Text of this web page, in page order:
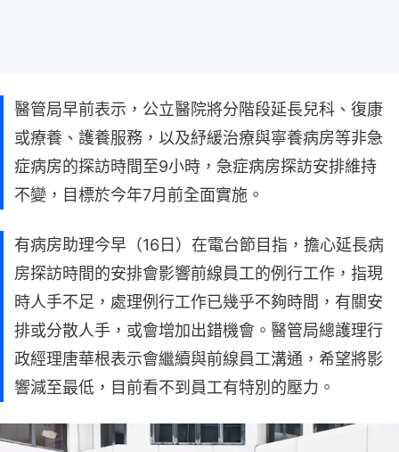
醫管局早前表示，公立醫院將分階段延長兒科、復康
或療養、護養服務，以及紓緩治療與寧養病房等非急
症病房的探訪時間至9小時，急症病房探訪安排維持
不變，目標於今年7月前全面實施。
有病房助理今早（16日）在電台節目指，擔心延長病
房探訪時間的安排會影響前線員工的例行工作，指現
時人手不足，處理例行工作已幾乎不夠時間，有關安
排或分散人手，或會增加出錯機會。醫管局總護理行
政經理唐華根表示會繼續與前線員工溝通，希望將影
響減至最低，目前看不到員工有特別的壓力。